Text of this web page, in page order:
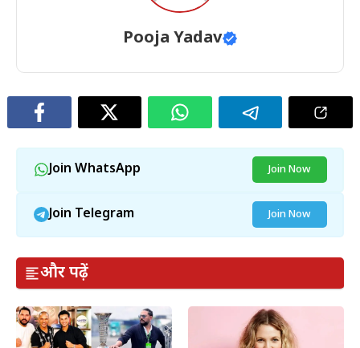
Pooja Yadav
Join WhatsApp Join Now
Join Telegram Join Now
और पढ़ें